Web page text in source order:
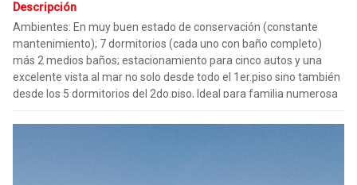
Descripción
Ambientes: En muy buen estado de conservación (constante
mantenimiento); 7 dormitorios (cada uno con baño completo)
más 2 medios baños; estacionamiento para cinco autos y una
excelente vista al mar no solo desde todo el 1er.piso sino también
desde los 5 dormitorios del 2do.piso, Ideal para familia numerosa
o que guste de compartir con amigos o/y familiares.